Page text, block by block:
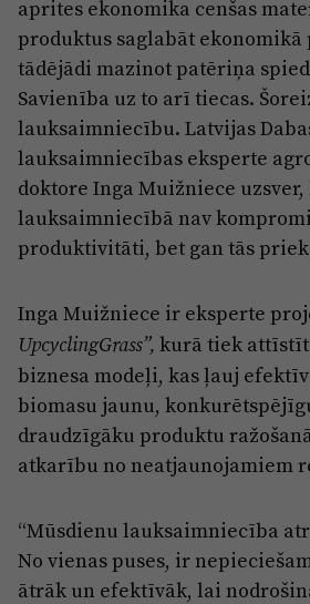
aprites ekonomika cenšas
produktus saglabāt ekonomikā
tādējādi mazinot patēriņa
Savienība uz to arī tiecas.
lauksaimniecību. Latvijas
lauksaimniecības eksperte
doktore Inga Muižniece
lauksaimniecībā nav
produktivitāti, bet gan tās
Inga Muižniece ir eksperte
UpcyclingGrass”, kurā tiek
biznesa modeļi, kas ļauj
biomasu jaunu,
draudzīgāku produktu
atkarību no neatjaunojamiem
“Mūsdienu lauksaimniecība
No vienas puses, ir
ātrāk un efektīvāk, lai